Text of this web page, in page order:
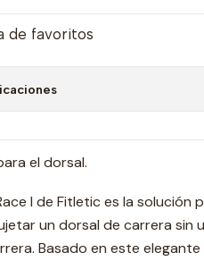
de favoritos
el dorsal.
I de Fitletic es la solución
un dorsal de carrera sin
Basado en este elegante